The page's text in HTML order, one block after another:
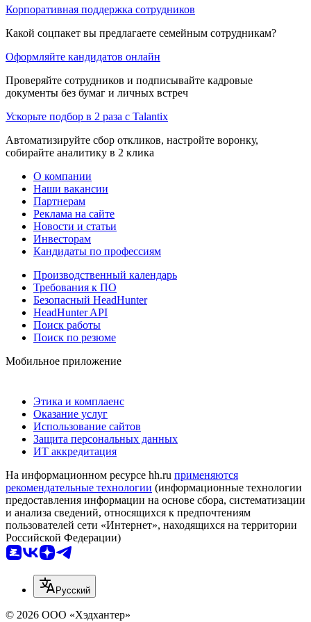
Корпоративная поддержка сотрудников
Какой соцпакет вы предлагаете семейным сотрудникам?
Оформляйте кандидатов онлайн
Проверяйте сотрудников и подписывайте кадровые
документы без бумаг и личных встреч
Ускорьте подбор в 2 раза с Talantix
Автоматизируйте сбор откликов, настройте воронку,
собирайте аналитику в 2 клика
О компании
Наши вакансии
Партнерам
Реклама на сайте
Новости и статьи
Инвесторам
Кандидаты по профессиям
Производственный календарь
Требования к ПО
Безопасный HeadHunter
HeadHunter API
Поиск работы
Поиск по резюме
Мобильное приложение
Этика и комплаенс
Оказание услуг
Использование сайтов
Защита персональных данных
ИТ аккредитация
На информационном ресурсе hh.ru применяются
рекомендательные технологии (информационные технологии
предоставления информации на основе сбора, систематизации
и анализа сведений, относящихся к предпочтениям
пользователей сети «Интернет», находящихся на территории
Российской Федерации)
Русский
© 2026 ООО «Хэдхантер»